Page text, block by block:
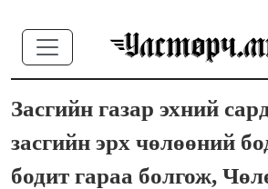
Засгийн газар эхний
засгийн эрх чөлөөний
бодит гараа болгож,